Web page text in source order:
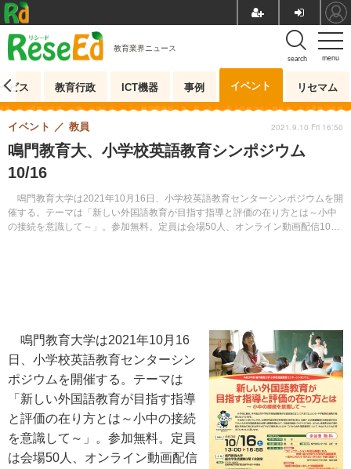
menu
search
教育業界ニュース
ビス 教育行政 ICT機器 事例 イベント リセマム
鳴門教育大、小学校英語教育シンポジウム
10/16
鳴門教育大学は2021年10月16日、小学校英語教育センターシンポジウムを開
催する。テーマは「新しい外国語教育が目指す指導と評価の在り方とは～小中
の接続を意識して～」。参加無料。定員は会場50人、オンライン動画配信100
イベント 教員 2021.9.10 Fri 16:50
鳴門教育大学は2021年10月16
日、小学校英語教育センターシン
ポジウムを開催する。テーマは
「新しい外国語教育が目指す指導
と評価の在り方とは～小中の接続
を意識して～」。参加無料。定員
は会場50人、オンライン動画配信